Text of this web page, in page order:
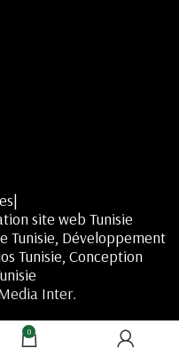
Inter.
0